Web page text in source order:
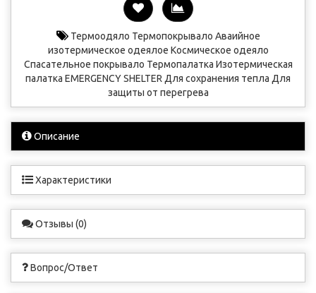
Термоодяло Термопокрывало Аваийное
изотермическое одеялое Космическое одеяло
Спасательное покрывало Термопалатка Изотермическая
палатка EMERGENCY SHELTER Для сохранения тепла Для
защиты от перегрева
Описание
Характеристики
Отзывы (0)
Вопрос/Ответ